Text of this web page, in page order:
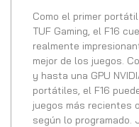
Como el primer
TUF Gaming, el F16
realmente
mejor de los juegos.
y hasta una GPU
portátiles, el F16
juegos más recientes
según lo programado.